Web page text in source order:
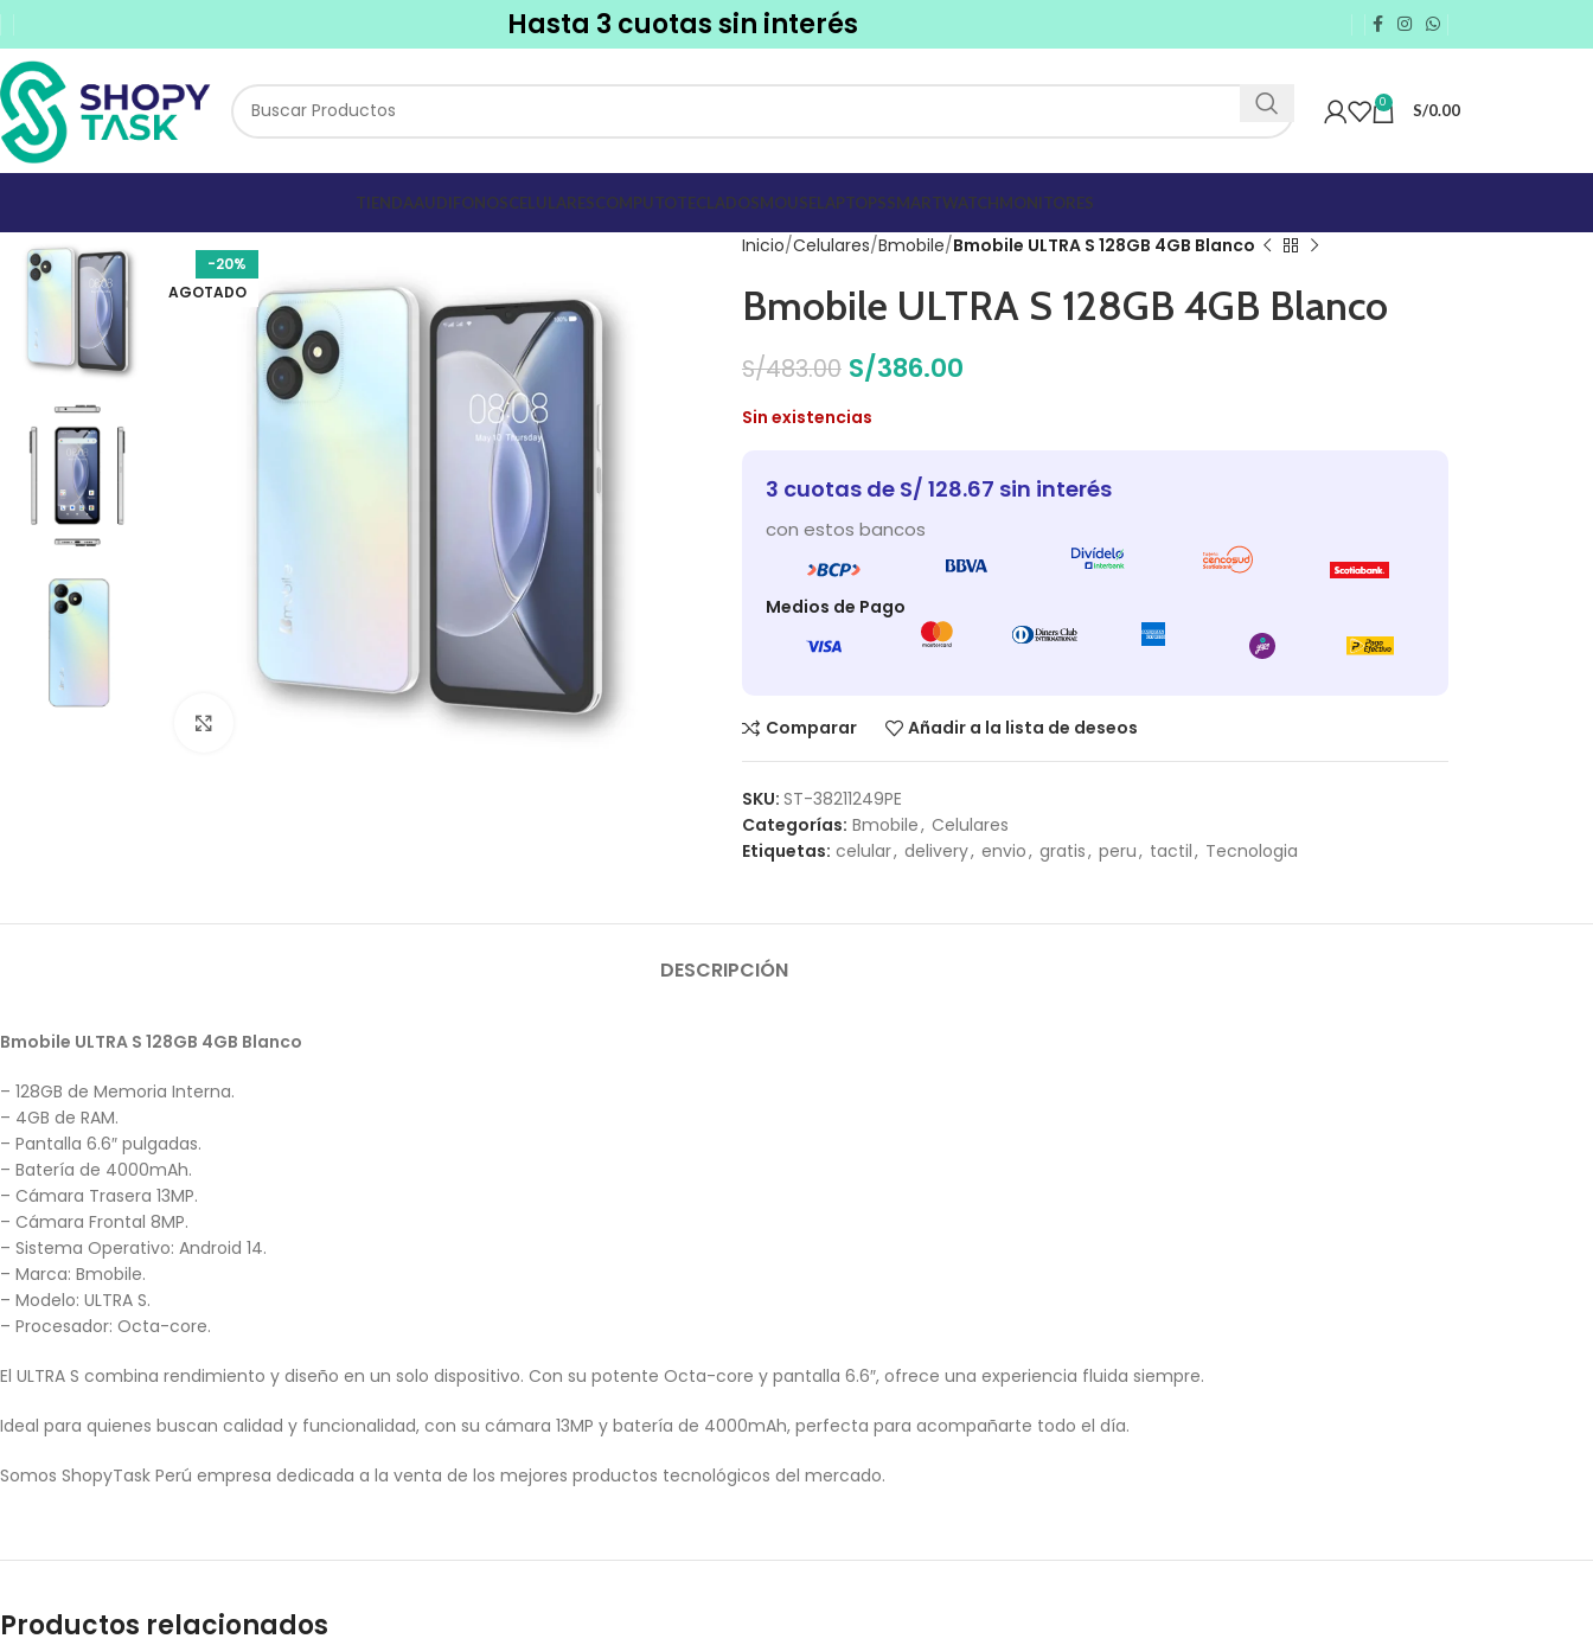
Hasta 3 cuotas sin interés
0 S/0.00
TIENDAAUDIFONOSCELULARESCOMPUTOTECLADOSMOUSELAPTOPSSMARTWATCHMONITORES
-20%
AGOTADO
Inicio Celulares Bmobile Bmobile ULTRA S 128GB 4GB Blanco
Bmobile ULTRA S 128GB 4GB Blanco
S/483.00 S/386.00
Sin existencias
3 cuotas de S/ 128.67 sin interés
con estos bancos
Medios de Pago
Comparar Añadir a la lista de deseos
SKU: ST-38211249PE
Categorías: Bmobile, Celulares
Etiquetas: celular, delivery, envio, gratis, peru, tactil, Tecnologia
DESCRIPCIÓN
Bmobile ULTRA S 128GB 4GB Blanco
– 128GB de Memoria Interna.
– 4GB de RAM.
– Pantalla 6.6″ pulgadas.
– Batería de 4000mAh.
– Cámara Trasera 13MP.
– Cámara Frontal 8MP.
– Sistema Operativo: Android 14.
– Marca: Bmobile.
– Modelo: ULTRA S.
– Procesador: Octa-core.
El ULTRA S combina rendimiento y diseño en un solo dispositivo. Con su potente Octa-core y pantalla 6.6″, ofrece una experiencia fluida siempre.
Ideal para quienes buscan calidad y funcionalidad, con su cámara 13MP y batería de 4000mAh, perfecta para acompañarte todo el día.
Somos ShopyTask Perú empresa dedicada a la venta de los mejores productos tecnológicos del mercado.
Productos relacionados